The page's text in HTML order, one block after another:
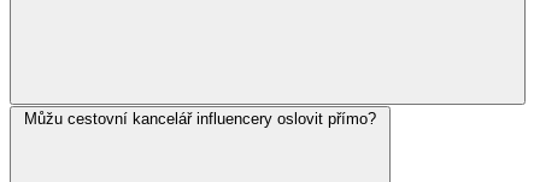
Můžu cestovní kancelář influencery oslovit přímo?